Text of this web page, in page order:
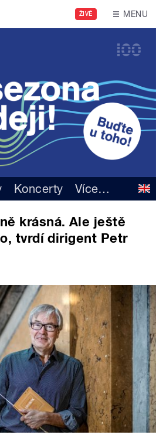
ŽIVĚ MENU
Koncerty Více…
krásná. Ale ještě
tvrdí dirigent Petr